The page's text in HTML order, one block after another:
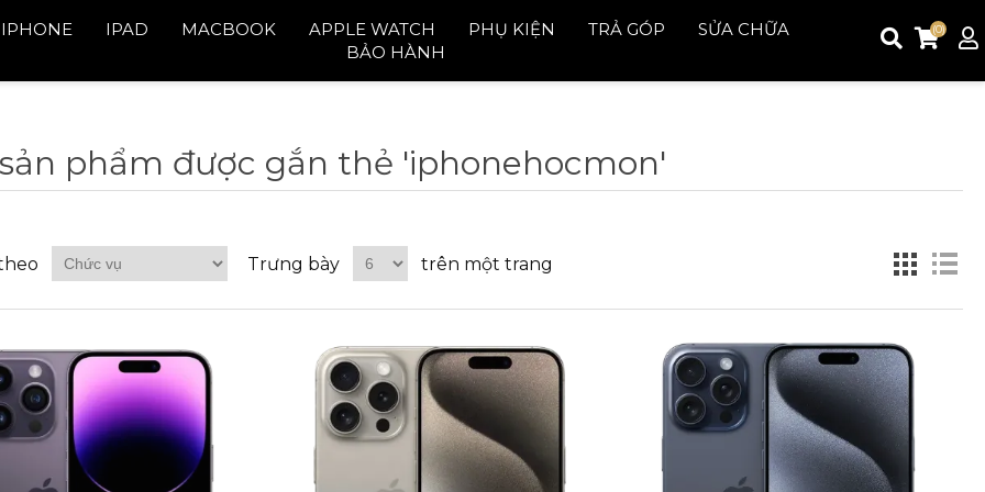
IPHONE IPAD MACBOOK APPLE WATCH PHỤ KIỆN TRẢ GÓP
SỬA CHỮA
BẢO HÀNH
Đăng ký
(0)
phẩm được gắn thẻ 'iphonehocmon'
Trưng bày trên một trang